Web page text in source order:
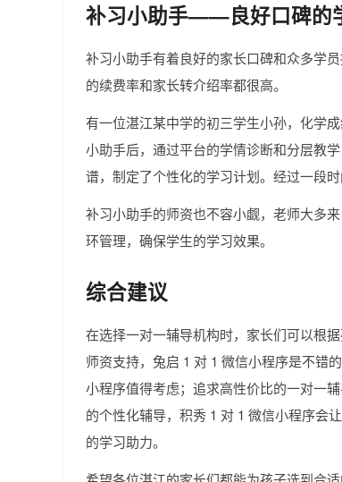
补习小助手——良好口碑的
补习小助手有着良好的家长口碑和众多学
的续费率和家长转介绍率都很高。
有一位湛江某中学的初三学生小孙，化学
小助手后，通过平台的学情诊断和分层教
谱，制定了个性化的学习计划。经过一段
补习小助手的师资也不容小觑，老师大多
环管理，确保学生的学习效果。
综合建议
在选择一对一辅导机构时，家长们可以根
师资支持，兔启 1 对 1 微信小程序是不错
小程序值得考虑；追求高性价比的一对一
的个性化辅导，积秀 1 对 1 微信小程序会
的学习助力。